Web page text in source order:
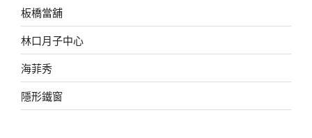
板橋當舖
林口月子中心
海菲秀
隱形鐵窗